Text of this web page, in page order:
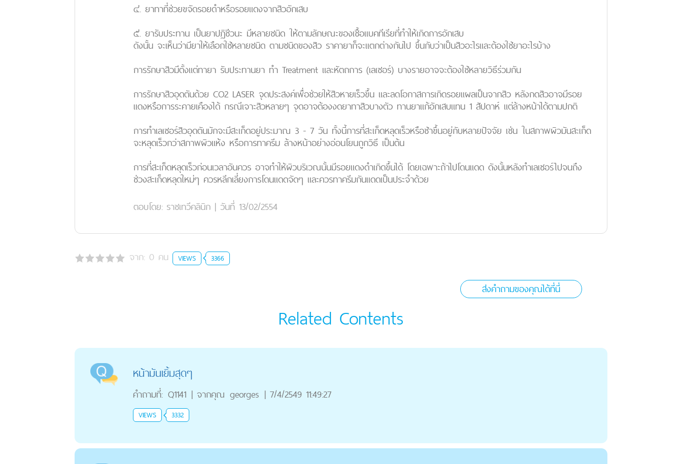
๔. ยาทาที่ช่วยขจัดรอยดำหรือรอยแดงจากสิวอักเสบ
๕. ยารับประทาน เป็นยาปฏิชีวนะ มีหลายชนิด ให้ตามลักษณะของเชื้อแบคทีเรียที่ทำให้เกิดการอักเสบ
ดังนั้น จะเห็นว่ามียาให้เลือกใช้หลายชนิด ตามชนิดของสิว ราคายาก็จะแตกต่างกันไป ขึ้นกับว่าเป็นสิวอะไรและต้องใช้ยาอะไรบ้าง
การรักษาสิวมีตั้งแต่ทายา รับประทานยา ทำ Treatment และหัตถการ (เลเซอร์) บางรายอาจจะต้องใช้หลายวิธีร่วมกัน
การรักษาสิวอุดตันด้วย CO2 LASER จุดประสงค์เพื่อช่วยให้สิวหายเร็วขึ้น และลดโอกาสการเกิดรอยแผลเป็นจากสิว หลังกดสิวอาจมีรอย
แดงหรือการระคายเคืองได้ กรณีเจาะสิวหลายๆ จุดอาจต้องงดยาทาสิวบางตัว ทานยาแก้อักเสบแทน 1 สัปดาห์ แต่ล้างหน้าได้ตามปกติ
การทำเลเซอร์สิวอุดตันมักจะมีสะเก็ดอยู่ประมาณ 3 - 7 วัน ทั้งนี้การที่สะเก็ดหลุดเร็วหรือช้าขึ้นอยู่กับหลายปัจจัย เช่น ในสภาพผิวมันสะเก็ด
จะหลุดเร็วกว่าสภาพผิวแห้ง หรือการทาครีม ล้างหน้าอย่างอ่อนโยนถูกวิธี เป็นต้น
การที่สะเก็ดหลุดเร็วก่อนเวลาอันควร อาจทำให้ผิวบริเวณนั้นมีรอยแดงดำเกิดขึ้นได้ โดยเฉพาะถ้าไปโดนแดด ดังนั้นหลังทำเลเซอร์ไปจนถึง
ช่วงสะเก็ดหลุดใหม่ๆ ควรหลีกเลี่ยงการโดนแดดจัดๆ และควรทาครีมกันแดดเป็นประจำด้วย
ตอบโดย: ราชเทวีคลินิก | วันที่ 13/02/2554
จาก: 0 คน VIEWS 3366
ส่งคำถามของคุณได้ที่นี่
Related Contents
หน้ามันเยิ้มสุดๆ
คำถามที่: Q1141 | จากคุณ georges | 7/4/2549 11:49:27
VIEWS 3332